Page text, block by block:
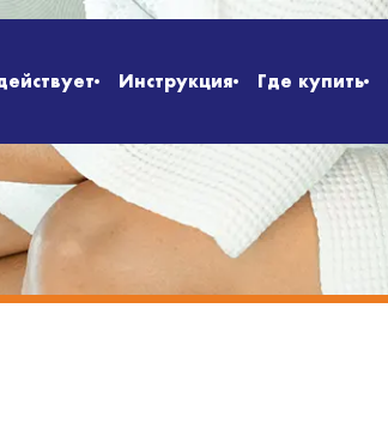
Инструкция Где купить